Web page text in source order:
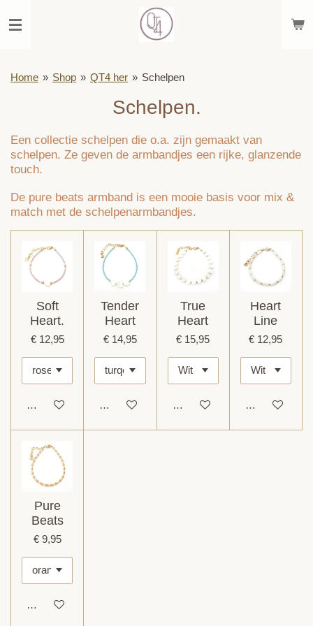
direct
hoofdinhoud
Home » Shop » QT4 her » Schelpen
Schelpen.
Een collectie schelpen die o.a. zijn gemaakt van
schelpen. Ze geven de armbandjes een rijke, glanzende
touch.
De pure beats armband is een mooie basis voor mix &
match met de schelpenarmbandjes.
Soft
Heart.
€ 12,95
In winkelwagen
Tender
Heart
€ 14,95
In winkelwagen
True
Heart
€ 15,95
In winkelwagen
Heart
Line
€ 12,95
In
Pure
Beats
€ 9,95
In winkelwagen